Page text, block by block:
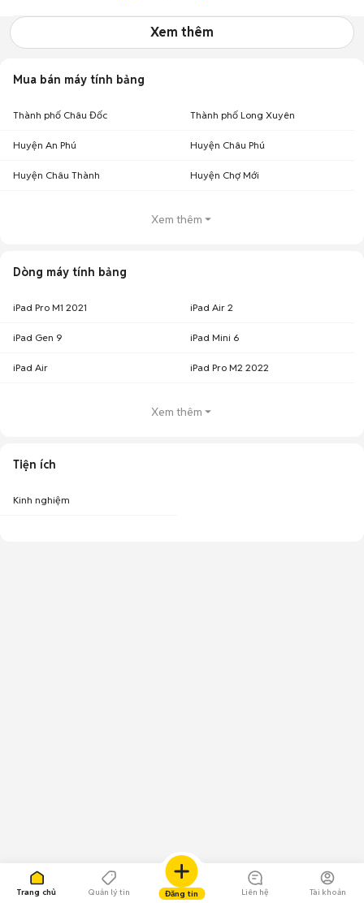
Trang chủ Quản lý tin Đăng tin Liên hệ Tài khoản
Xem thêm
Mua bán máy tính bảng
Thành phố Châu Đốc Thành phố Long Xuyên
Huyện An Phú Huyện Châu Phú
Huyện Châu Thành Huyện Chợ Mới
Xem thêm
Dòng máy tính bảng
iPad Pro M1 2021 iPad Air 2
iPad Gen 9 iPad Mini 6
iPad Air iPad Pro M2 2022
Xem thêm
Tiện ích
Kinh nghiệm